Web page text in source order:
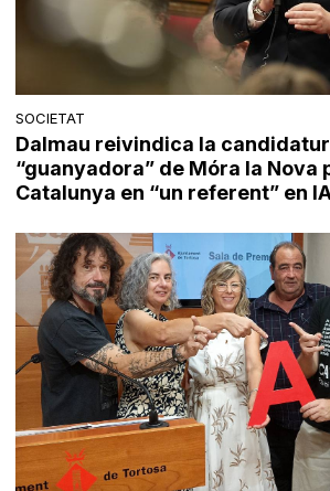
SOCIETAT
Dalmau reivindica la
“guanyadora” de Móra la Nova
Catalunya en “un referent” en